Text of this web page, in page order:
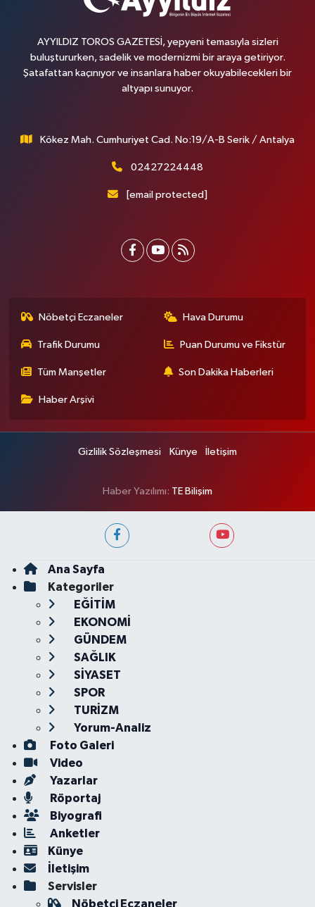
AYYILDIZ TOROS GAZETESİ, yepyeni temasıyla sizleri
buluştururken, sadelik ve modernizmi bir araya getiriyor.
Şatafattan kaçınıyor ve insanlara haber okuyabilecekleri bir
altyapı sunuyor.
Kökez Mah. Cumhuriyet Cad. No:19/A-B Serik / Antalya
02427224448
[email protected]
Nöbetçi Eczaneler Hava Durumu
Trafik Durumu Puan Durumu ve Fikstür
Tüm Manşetler Son Dakika Haberleri
Haber Arşivi
Gizlilik Sözleşmesi Künye İletişim
Haber Yazılımı: TE Bilişim
Ana Sayfa
Kategoriler
EĞİTİM
EKONOMİ
GÜNDEM
SAĞLIK
SİYASET
SPOR
TURİZM
Yorum-Analiz
Foto Galeri
Video
Yazarlar
Röportaj
Biyografi
Anketler
Künye
İletişim
Servisler
Nöbetçi Eczaneler